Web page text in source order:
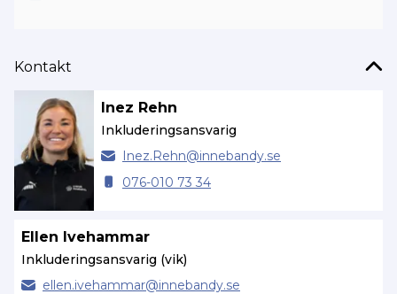
Kontakt
Inez Rehn
Inkluderingsansvarig
Inez.Rehn@innebandy.se
076-010 73 34
Ellen Ivehammar
Inkluderingsansvarig (vik)
ellen.ivehammar@innebandy.se